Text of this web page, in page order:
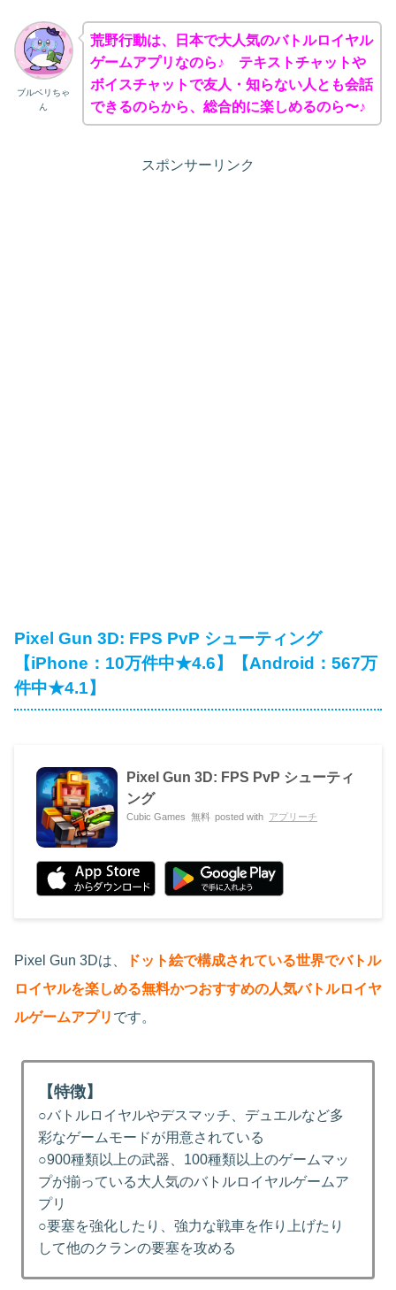
ブルベリちゃ
ん
荒野行動は、日本で大人気のバトルロイヤル
ゲームアプリなのら♪ テキストチャットや
ボイスチャットで友人・知らない人とも会話
できるのらから、総合的に楽しめるのら〜♪
スポンサーリンク
‎Pixel Gun 3D: FPS PvP シューティング
【iPhone：10万件中★4.6】【Android：567万
件中★4.1】
Pixel Gun 3D: FPS PvP シューティ
ング
Cubic Games 無料 posted with アプリーチ
‎Pixel Gun 3Dは、
ドット絵で構成されている世界でバトル
ロイヤルを楽しめる無料かつおすすめの人気バトルロイヤ
ルゲームアプリ です。
【特徴】
○バトルロイヤルやデスマッチ、デュエルなど多
彩なゲームモードが用意されている
○900種類以上の武器、100種類以上のゲームマッ
プが揃っている大人気のバトルロイヤルゲームア
プリ
○要塞を強化したり、強力な戦車を作り上げたり
して他のクランの要塞を攻める